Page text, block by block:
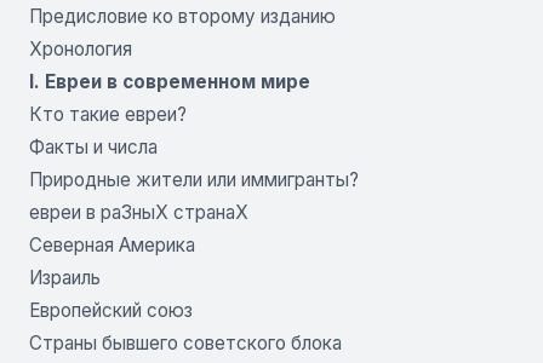
Предисловие ко второму изданию
Хронология
I. Евреи в современном мире
Кто такие евреи?
Факты и числа
Природные жители или иммигранты?
евреи в раЗныХ странаХ
Северная Америка
Израиль
Европейский союз
Страны бывшего советского блока